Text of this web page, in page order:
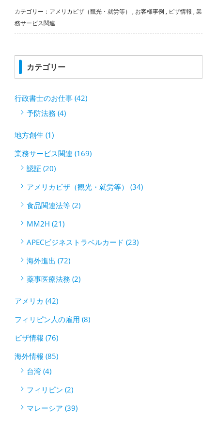
カテゴリー： アメリカビザ（観光・就労等） , お客様事例 , ビザ情報 , 業
務サービス関連
カテゴリー
行政書士のお仕事 (42)
予防法務 (4)
地方創生 (1)
業務サービス関連 (169)
認証 (20)
アメリカビザ（観光・就労等） (34)
食品関連法等 (2)
MM2H (21)
APECビジネストラベルカード (23)
海外進出 (72)
薬事医療法務 (2)
アメリカ (42)
フィリピン人の雇用 (8)
ビザ情報 (76)
海外情報 (85)
台湾 (4)
フィリピン (2)
マレーシア (39)